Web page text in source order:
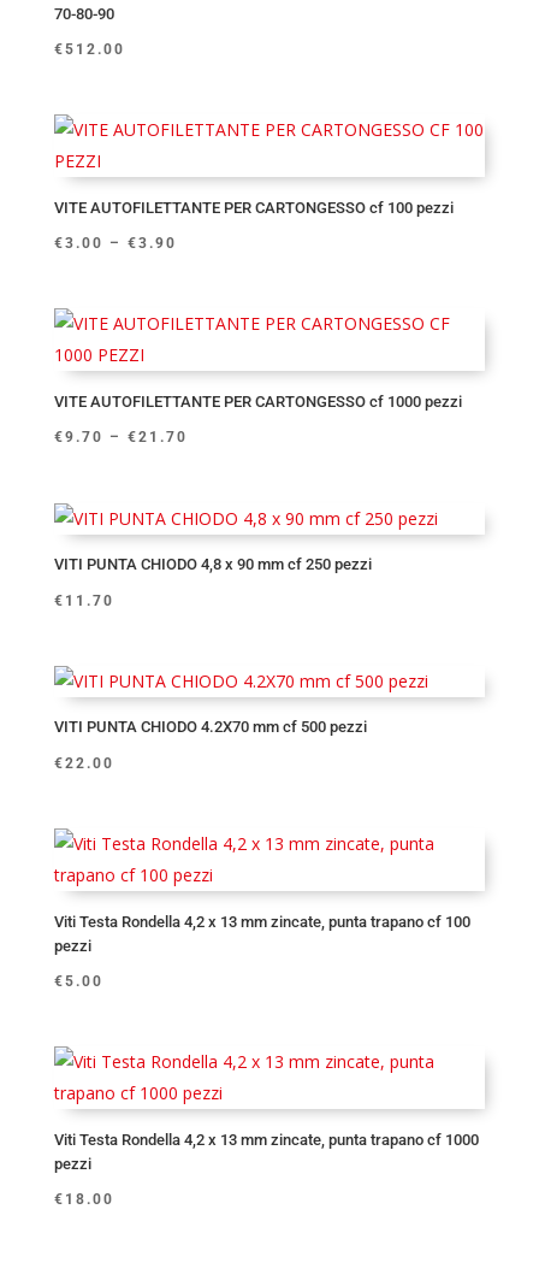
70-80-90
€512.00
VITE AUTOFILETTANTE PER CARTONGESSO cf 100 pezzi
€3.00 – €3.90
VITE AUTOFILETTANTE PER CARTONGESSO cf 1000 pezzi
€9.70 – €21.70
VITI PUNTA CHIODO 4,8 x 90 mm cf 250 pezzi
€ 11.70
VITI PUNTA CHIODO 4.2X70 mm cf 500 pezzi
€22.00
Viti Testa Rondella 4,2 x 13 mm zincate, punta trapano cf 100
pezzi
€5.00
Viti Testa Rondella 4,2 x 13 mm zincate, punta trapano cf 1000
pezzi
€ 18.00